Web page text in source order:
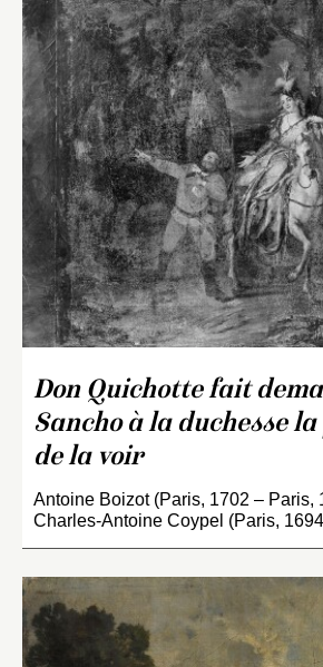
Don Quichotte fait
Sancho à la duchesse
de la voir
Antoine Boizot (Paris, 1702 – Paris,
Charles-Antoine Coypel (Paris,